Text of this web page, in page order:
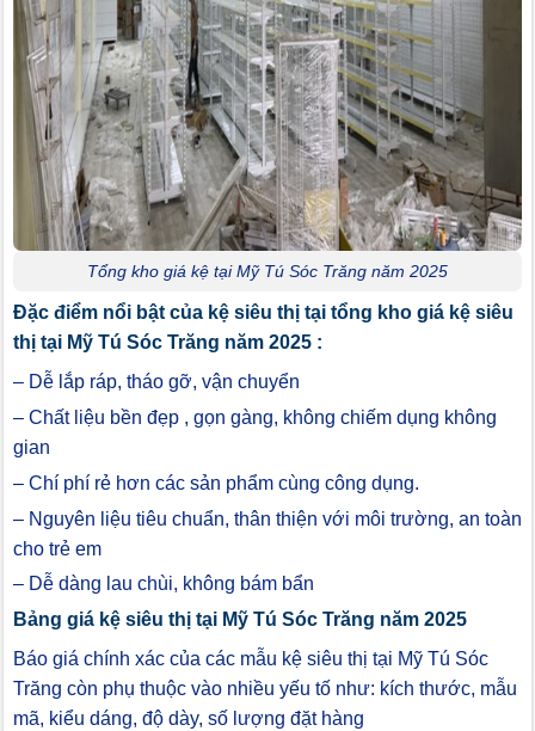
Tổng kho giá kệ tại Mỹ Tú Sóc Trăng năm 2025
Đặc điểm nổi bật của kệ siêu thị tại tổng kho giá kệ siêu
thị tại Mỹ Tú Sóc Trăng năm 2025 :
– Dễ lắp ráp, tháo gỡ, vận chuyển
– Chất liệu bền đẹp , gọn gàng, không chiếm dụng không
gian
– Chí phí rẻ hơn các sản phẩm cùng công dụng.
– Nguyên liệu tiêu chuẩn, thân thiện với môi trường, an toàn
cho trẻ em
– Dễ dàng lau chùi, không bám bẩn
Bảng giá kệ siêu thị tại Mỹ Tú Sóc Trăng năm 2025
Báo giá chính xác của các mẫu kệ siêu thị tại Mỹ Tú Sóc
Trăng còn phụ thuộc vào nhiều yếu tố như: kích thước, mẫu
mã, kiểu dáng, độ dày, số lượng đặt hàng